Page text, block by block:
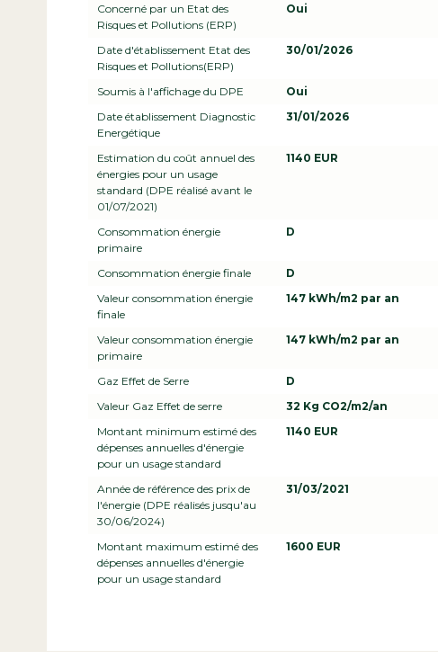
Concerné par un Etat des
Risques et Pollutions (ERP)
Oui
Date d'établissement Etat des
Risques et Pollutions(ERP)
30/01/2026
Soumis à l'affichage du DPE
Oui
Date établissement Diagnostic
Energétique
31/01/2026
Estimation du coût annuel des
énergies pour un usage
standard (DPE réalisé avant le
01/07/2021)
1140 EUR
Consommation énergie
primaire
D
Consommation énergie finale
D
Valeur consommation énergie
finale
147 kWh/m2 par an
Valeur consommation énergie
primaire
147 kWh/m2 par an
Gaz Effet de Serre
D
Valeur Gaz Effet de serre
32 Kg CO2/m2/an
Montant minimum estimé des
dépenses annuelles d'énergie
pour un usage standard
1140 EUR
Année de référence des prix de
l'énergie (DPE réalisés jusqu'au
30/06/2024)
31/03/2021
Montant maximum estimé des
dépenses annuelles d'énergie
pour un usage standard
1600 EUR